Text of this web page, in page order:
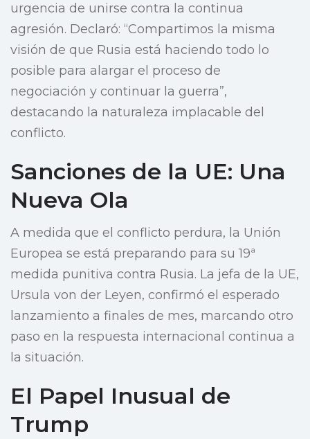
urgencia de unirse contra la continua
agresión. Declaró: “Compartimos la misma
visión de que Rusia está haciendo todo lo
posible para alargar el proceso de
negociación y continuar la guerra”,
destacando la naturaleza implacable del
conflicto.
Sanciones de la UE: Una
Nueva Ola
A medida que el conflicto perdura, la Unión
Europea se está preparando para su 19ª
medida punitiva contra Rusia. La jefa de la UE,
Ursula von der Leyen, confirmó el esperado
lanzamiento a finales de mes, marcando otro
paso en la respuesta internacional continua a
la situación.
El Papel Inusual de
Trump